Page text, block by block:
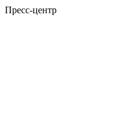
Пресс-центр